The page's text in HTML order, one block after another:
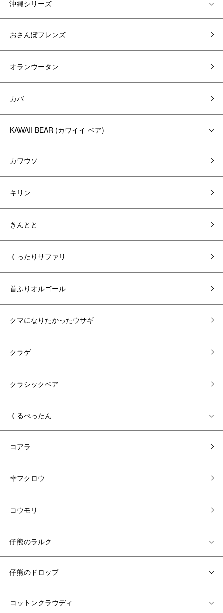
沖縄シリーズ
おさんぽフレンズ
オランウータン
カバ
KAWAII BEAR (カワイイ ベア)
カワウソ
キリン
きんとと
くったりサファリ
首ふりオルゴール
クマになりたかったウサギ
クラゲ
クラシックベア
くるぺったん
コアラ
幸フクロウ
コウモリ
仔熊のラルク
仔熊のドロップ
コットンクラウディ